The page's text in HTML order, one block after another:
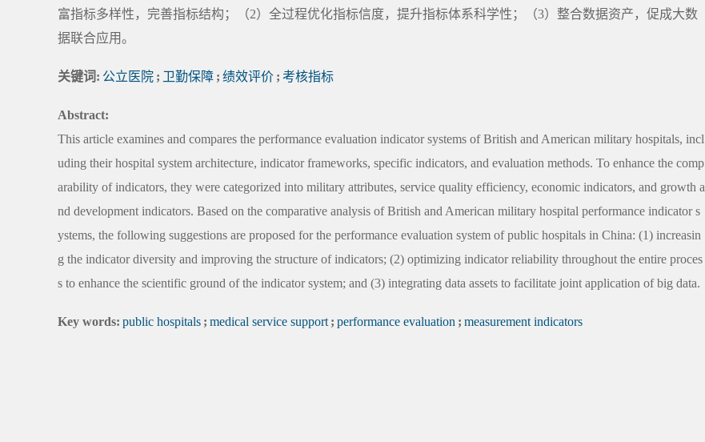
富指标多样性，完善指标结构；（2）全过程优化指标信度，提升指标体系科学性；（3）整合数据资产，促成大数
据联合应用。
关键词: 公立医院 ; 卫勤保障 ; 绩效评价 ; 考核指标
Abstract:
This article examines and compares the performance evaluation indicator systems of British and American military hospitals, incl
uding their hospital system architecture, indicator frameworks, specific indicators, and evaluation methods. To enhance the comp
arability of indicators, they were categorized into military attributes, service quality efficiency, economic indicators, and growth a
nd development indicators. Based on the comparative analysis of British and American military hospital performance indicator s
ystems, the following suggestions are proposed for the performance evaluation system of public hospitals in China: (1) increasin
g the indicator diversity and improving the structure of indicators; (2) optimizing indicator reliability throughout the entire proces
s to enhance the scientific ground of the indicator system; and (3) integrating data assets to facilitate joint application of big data.
Key words: public hospitals ; medical service support ; performance evaluation ; measurement indicators